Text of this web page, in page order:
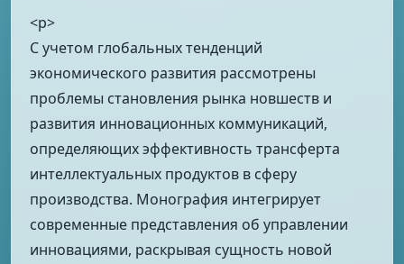
<p>
С учетом глобальных тенденций
экономического развития рассмотрены
проблемы становления рынка новшеств и
развития инновационных коммуникаций,
определяющих эффективность трансферта
интеллектуальных продуктов в сферу
производства. Монография ин­тегрирует
современные представления об управлении
инновациями, раскрывая сущность новой